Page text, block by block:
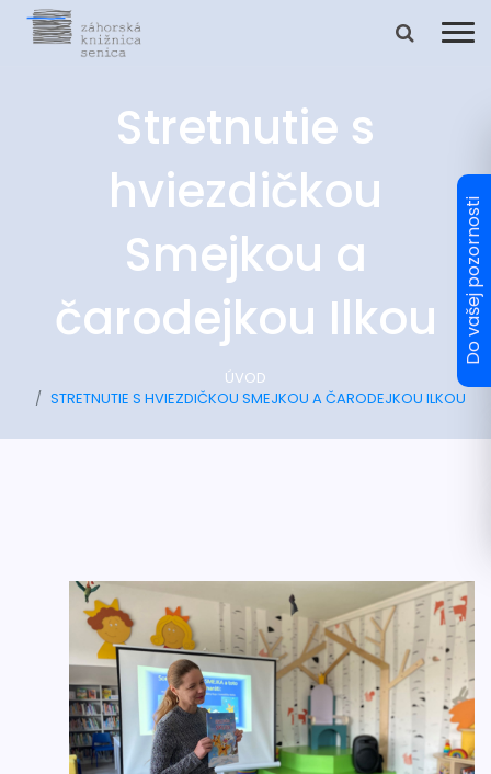
Stretnutie s
hviezdičkou
Smejkou a
čarodejkou Ilkou
ÚVOD
STRETNUTIE S HVIEZDIČKOU SMEJKOU A ČARODEJKOU ILKOU